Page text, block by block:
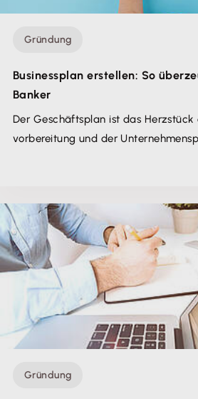
Gründung
Businessplan erstellen: So
Banker
Der Geschäfts­plan ist das
vorbereitung und der
Gründung